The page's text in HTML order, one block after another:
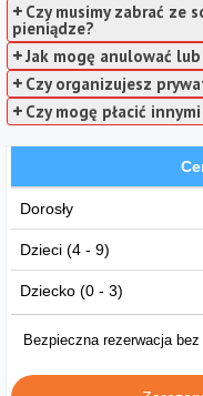
Czy musimy zabrać ze
pieniądze?
Jak mogę anulować
Czy organizujesz
Czy mogę płacić
Dorosły
Dzieci (4 - 9)
Dziecko (0 - 3)
Bezpieczna rezerwacja